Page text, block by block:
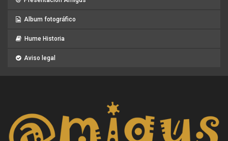
Album fotográfico
Hume Historia
Aviso legal